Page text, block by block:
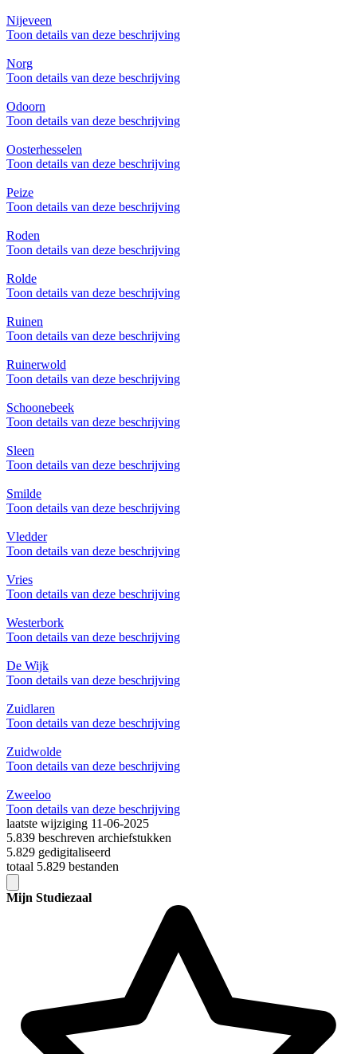
Nijeveen
Toon details van deze beschrijving
Norg
Toon details van deze beschrijving
Odoorn
Toon details van deze beschrijving
Oosterhesselen
Toon details van deze beschrijving
Peize
Toon details van deze beschrijving
Roden
Toon details van deze beschrijving
Rolde
Toon details van deze beschrijving
Ruinen
Toon details van deze beschrijving
Ruinerwold
Toon details van deze beschrijving
Schoonebeek
Toon details van deze beschrijving
Sleen
Toon details van deze beschrijving
Smilde
Toon details van deze beschrijving
Vledder
Toon details van deze beschrijving
Vries
Toon details van deze beschrijving
Westerbork
Toon details van deze beschrijving
De Wijk
Toon details van deze beschrijving
Zuidlaren
Toon details van deze beschrijving
Zuidwolde
Toon details van deze beschrijving
Zweeloo
Toon details van deze beschrijving
laatste wijziging 11-06-2025
5.839 beschreven archiefstukken
5.829 gedigitaliseerd
totaal 5.829 bestanden
Mijn Studiezaal